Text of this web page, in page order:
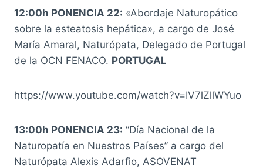
12:00h PONENCIA 22: «Abordaje Naturopático
sobre la esteatosis hepática», a cargo de José
María Amaral, Naturópata, Delegado de Portugal
de la OCN FENACO. PORTUGAL
https://www.youtube.com/watch?v=IV7lZllWYuo
13:00h PONENCIA 23: “Día Nacional de la
Naturopatía en Nuestros Países” a cargo del
Naturópata Alexis Adarfio, ASOVENAT